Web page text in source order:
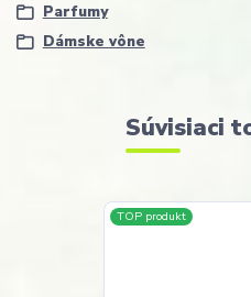
Parfumy
Dámske vône
Súvisiaci
TOP produkt